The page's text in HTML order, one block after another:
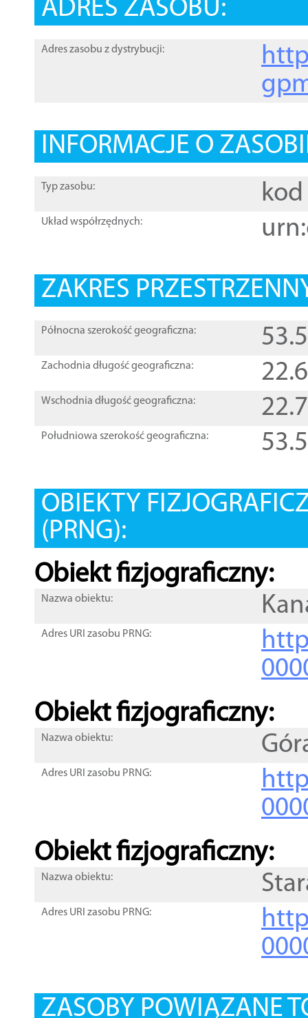
ADRES ZASOBU:
Adres zasobu z dystrybucji:
INFORMACJE O
Typ zasobu: kod
Układ współrzędnych:
ZAKRES
Północna szerokość geograficzna:
Zachodnia długość geograficzna:
Wschodnia długość geograficzna:
Południowa szerokość geograficzna:
OBIEKTY
(PRNG):
Obiekt fizjograficzny:
Nazwa obiektu:
Adres URI zasobu PRNG:
Obiekt fizjograficzny:
Nazwa obiektu:
Adres URI zasobu PRNG:
Obiekt fizjograficzny:
Nazwa obiektu:
Adres URI zasobu PRNG:
ZASOBY POWIĄZANE